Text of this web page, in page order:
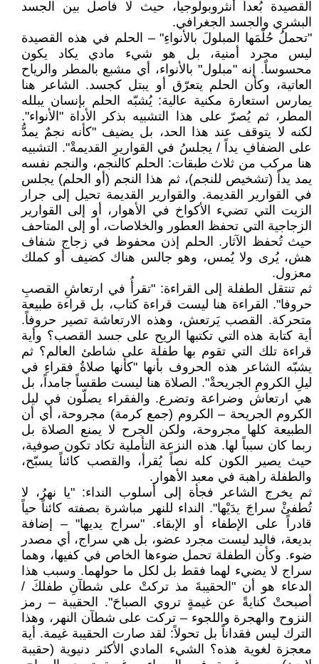
القصيدة بُعداً أنثروبولوجيا، حيث لا فاصل بين الجسد
البشري والجسد الجغرافي.
"تحملُ حُلْمَها المبلولَ بالأنواءِ" – الحلم في هذه القصيدة
ليس مجرد أمنية، بل هو شيء مادي يكاد يكون
محسوساً. إنه "مبلول" بالأنواء، أي مشبع بالمطر والرياح
العاتية، وكأن الحلم يتعرّق أو يبتل كجسد. الشاعر هنا
يمارس استعارة مكنية عالية: يُشبّه الحلم بإنسان يبلله
المطر، ثم يُصرّ على هذا التشبيه بذكر الأداة "الأنواء".
لكنه لا يتوقف عند هذا الحد، بل يضيف "كأنه نجمٌ يمدُّ
على الضفافِ يداً / يجلسُ في القواريرِ القديمةْ". التشبيه
هنا مركب من ثلاث طبقات: الحلم كالنجم، والنجم نفسه
يمد يداً (تشخيص للنجم)، ثم هذا النجم (أو الحلم) يجلس
في القوارير القديمة. والقوارير القديمة تحيل إلى جرار
الزيت التي تضيء الأكواخ في الأهوار، أو إلى القوارير
الزجاجية التي تحفظ العطور والخلاصات، أو إلى المتاحف
حيث تُحفظ الآثار. الحلم إذن محفوظ في زجاج شفاف
هش، يُرى ولا يُمس، وهو جالس هناك كضيف أو كملك
معزول.
ثم تنتقل الطفلة إلى القراءة: "تقرأُ في ارتعاشِ القصبِ
حروفا". القراءة هنا ليست قراءة كتاب، بل قراءة طبيعة
متحركة. القصب يَرتعش، وهذه الارتعاشة تصير حروفاً.
أية كتابة هذه التي تكتبها الريح على جسد القصب؟ وأية
قراءة تلك التي تقوم بها طفلة على شاطئ العالم؟ ثم
يشبّه الشاعر هذه الحروف بأنها "كأنها صلاةُ فقراءِ في
ليلِ الكرومِ الجريحةْ". الصلاة هنا ليست طقساً جامداً، بل
هي ارتعاش وضراعة وتضرع. والفقراء يصلّون في ليل
الكروم الجريحة – الكروم (جمع كرمة) مجروحة، أي أن
الطبيعة كلها مجروحة، ولكن الجرح لا يمنع الصلاة بل
ربما كان سبباً لها. هذه النزعة التأملية تكاد تكون صوفية،
حيث يصير الكون كله نصاً يُقرأ، والقصب كائناً يسبّح،
والطفلة راهبة في معبد الأهوار.
ثم يخرج الشاعر فجأة إلى أسلوب النداء: "يا نهرُ، لا
تُطفئْ سراجَ يدَيْها". النداء للنهر مباشرة بصفته كائناً حياً
قادراً على الإطفاء أو الإبقاء. "سراج يديها" – إضافة
بديعة، فاليد ليست مجرد عضو، بل هي سراج، أي مصدر
ضوء. وكأن الطفلة تحمل ضوءها الخاص في كفيها، وهما
سراج لا يضيء لهما فقط بل لكل ما حولهما. وسبب هذا
الدعاء هو أن "الحقيبةَ مذ تركتْ على شطآنِ طفلكَ /
أصبحتْ كنايةً عن غيمةٍ تروي الصباحَ". الحقيبة – رمز
النزوح والهجرة واللجوء – تركت على شطآن النهر، وهذا
الترك ليس فقداناً بل تحولاً: لقد صارت الحقيبة غيمة. أية
معجزة لغوية هذه؟ الشيء المادي الأكثر دنيوية (حقيبة